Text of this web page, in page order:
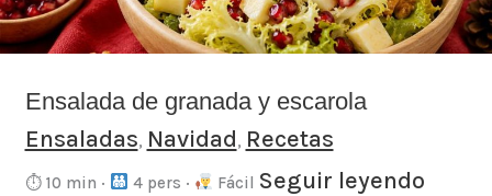
Ensalada de granada y escarola
Ensaladas, Navidad, Recetas
⏱ 10 min · 4 pers · Fácil Seguir leyendo